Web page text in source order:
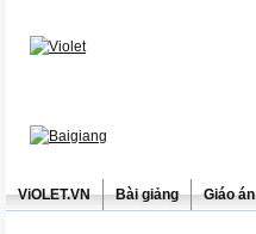
ViOLET.VN Bài giảng Giáo án